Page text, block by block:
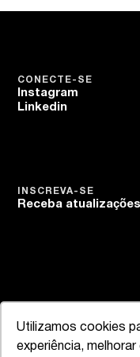
Utilizamos cookies
experiência,
CONECTE-SE
Instagram
Linkedin
INSCREVA-SE
Receba atualizações